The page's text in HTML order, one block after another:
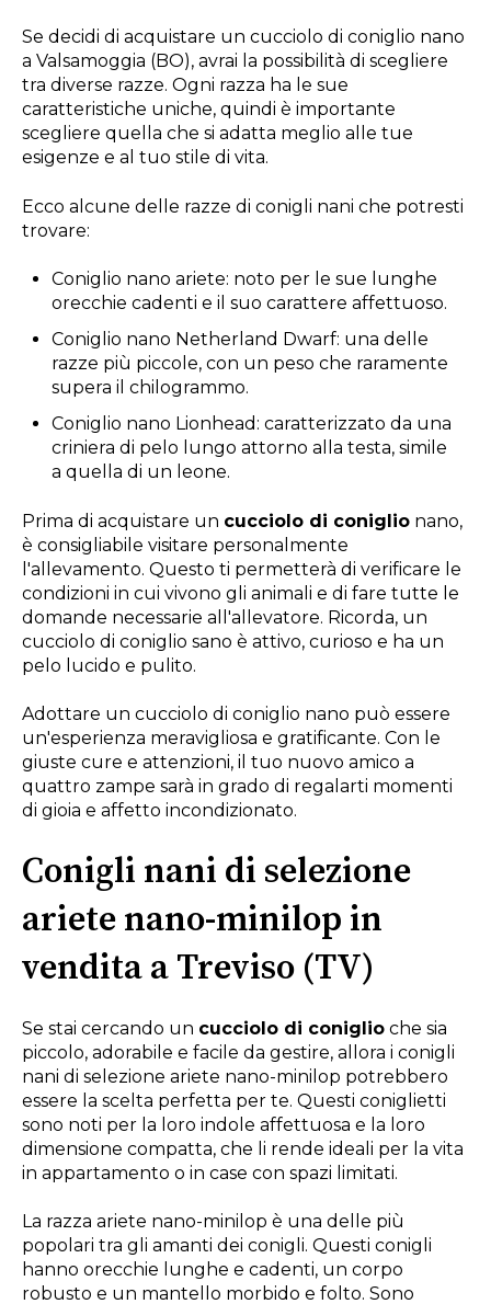
Se decidi di acquistare un cucciolo di coniglio nano
a Valsamoggia (BO), avrai la possibilità di scegliere
tra diverse razze. Ogni razza ha le sue
caratteristiche uniche, quindi è importante
scegliere quella che si adatta meglio alle tue
esigenze e al tuo stile di vita.
Ecco alcune delle razze di conigli nani che potresti
trovare:
Coniglio nano ariete: noto per le sue lunghe
orecchie cadenti e il suo carattere affettuoso.
Coniglio nano Netherland Dwarf: una delle
razze più piccole, con un peso che raramente
supera il chilogrammo.
Coniglio nano Lionhead: caratterizzato da una
criniera di pelo lungo attorno alla testa, simile
a quella di un leone.
Prima di acquistare un cucciolo di coniglio nano,
è consigliabile visitare personalmente
l'allevamento. Questo ti permetterà di verificare le
condizioni in cui vivono gli animali e di fare tutte le
domande necessarie all'allevatore. Ricorda, un
cucciolo di coniglio sano è attivo, curioso e ha un
pelo lucido e pulito.
Adottare un cucciolo di coniglio nano può essere
un'esperienza meravigliosa e gratificante. Con le
giuste cure e attenzioni, il tuo nuovo amico a
quattro zampe sarà in grado di regalarti momenti
di gioia e affetto incondizionato.
Conigli nani di selezione
ariete nano-minilop in
vendita a Treviso (TV)
Se stai cercando un cucciolo di coniglio che sia
piccolo, adorabile e facile da gestire, allora i conigli
nani di selezione ariete nano-minilop potrebbero
essere la scelta perfetta per te. Questi coniglietti
sono noti per la loro indole affettuosa e la loro
dimensione compatta, che li rende ideali per la vita
in appartamento o in case con spazi limitati.
La razza ariete nano-minilop è una delle più
popolari tra gli amanti dei conigli. Questi conigli
hanno orecchie lunghe e cadenti, un corpo
robusto e un mantello morbido e folto. Sono